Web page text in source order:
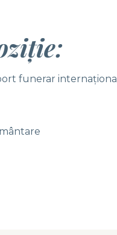
funerar internațional